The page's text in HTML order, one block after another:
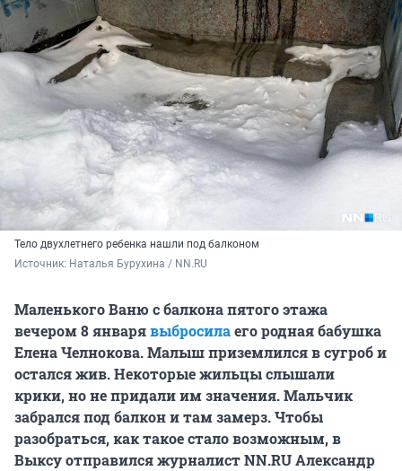
Тело двухлетнего ребенка нашли под балконом
Источник: Наталья Бурухина / NN.RU
Маленького Ваню с балкона пятого этажа
вечером 8 январявыбросилаего родная бабушка
Елена Челнокова. Малыш приземлился в сугроб и
остался жив. Некоторые жильцы слышали
крики, но не придали им значения. Мальчик
забрался под балкон и там замерз. Чтобы
разобраться, как такое стало возможным, в
Выксу отправился журналист NN.RU Александр